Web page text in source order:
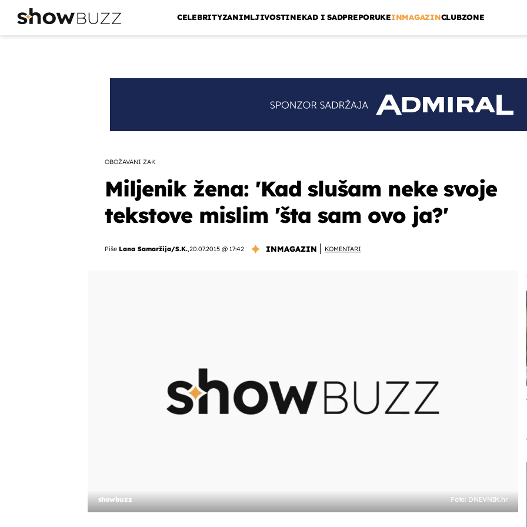
CELEBRITYZANIMLJIVOSTINEKAD I SADPREPORUKEINMAGAZINCLUBZONE
OBOŽAVANI ZAK
Miljenik žena: 'Kad slušam neke svoje
tekstove mislim 'šta sam ovo ja?'
Piše Lana Samaržija/S.K.,20.07.2015 @ 17:42 INMAGAZIN KOMENTARI
showbuzz Foto: DNEVNIK.hr